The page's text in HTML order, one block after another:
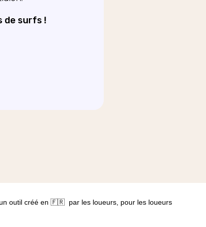
de surfs !
outil créé en 🇫🇷 par les loueurs, pour les loueurs